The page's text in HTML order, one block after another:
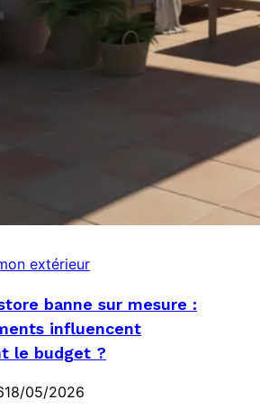
extérieur
banne sur mesure :
influencent
le budget ?
18/05/2026